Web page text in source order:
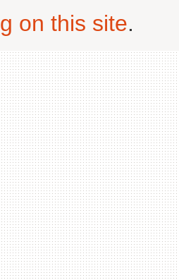
on this site.